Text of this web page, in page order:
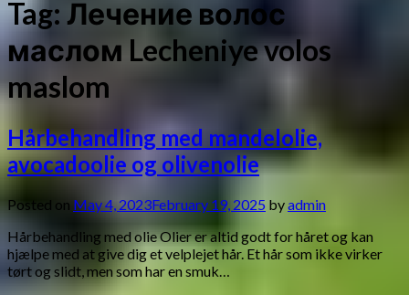
Tag: Лечение волос
маслом Lecheniye volos
maslom
Hårbehandling med mandelolie,
avocadoolie og olivenolie
Posted on May 4, 2023February 19, 2025 byadmin
Hårbehandling med olie Olier er altid godt for håret og kan
hjælpe med at give dig et velplejet hår. Et hår som ikke virker
tørt og slidt, men som har en smuk…